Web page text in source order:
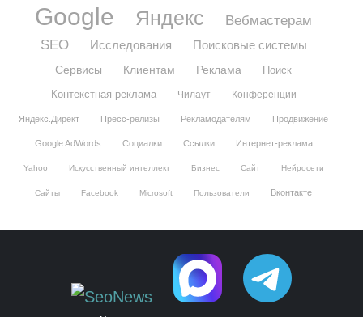
Google Яндекс
Вебмастерам
SEO
Исследования Поисковые системы
Сервисы Клиентам Реклама
Поиск
Контекстная реклама
Чилаут Конференции
Яндекс.Директ Пресс-релизы Рекламодателям Продвижение
Google AdWords Социалки Ссылки Интернет-реклама
Yahoo Искусственный интеллект Бизнес Сайт Нейросети
Сайты Facebook Microsoft Пользователи Вконтакте